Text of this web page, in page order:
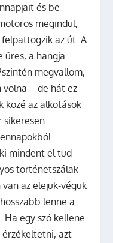
és be-
megindul,
az út. A
üres, a hangja
megvallom,
– de hát ez
közé az alkotások
sikeresen
mindent el tud
történetszálak
az elejük-végük
lenne a
Ha egy szó kellene
érzékeltetni, azt